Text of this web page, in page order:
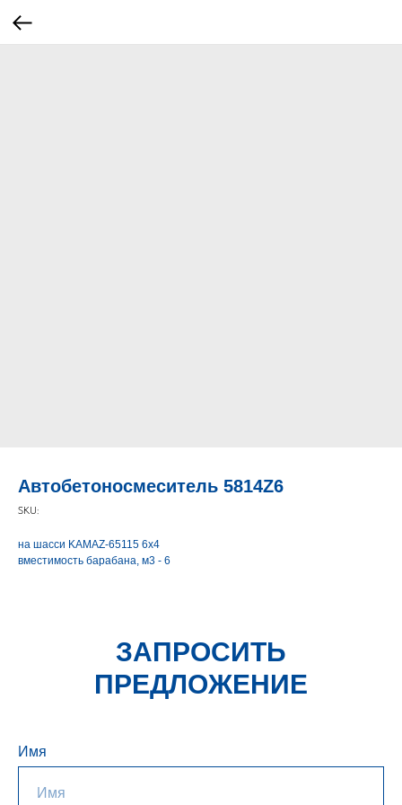
Автобетоносмеситель 5814Z6
SKU:
на шасси KAMAZ-65115 6х4
вместимость барабана, м3 - 6
ЗАПРОСИТЬ
ПРЕДЛОЖЕНИЕ
Имя